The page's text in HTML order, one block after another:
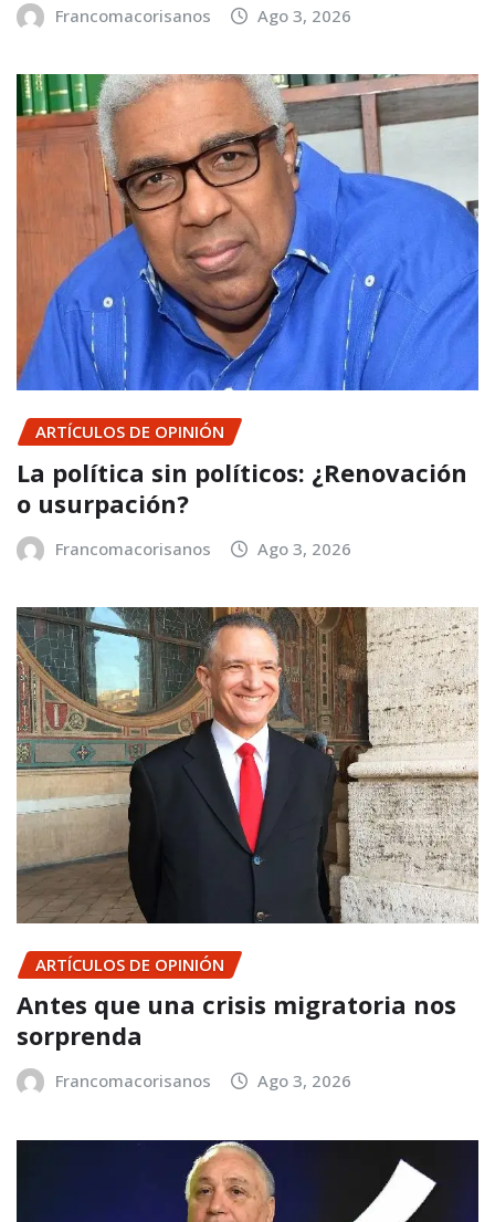
Francomacorisanos Ago 3, 2026
ARTÍCULOS DE OPINIÓN
La política sin políticos: ¿Renovación
o usurpación?
Francomacorisanos Ago 3, 2026
ARTÍCULOS DE OPINIÓN
Antes que una crisis migratoria nos
sorprenda
Francomacorisanos Ago 3, 2026